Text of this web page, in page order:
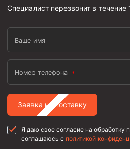
Специалист перезвонит в
Ваше имя
Номер телефона
Заявка на поставку
Я даю свое согласие на обработку
соглашаюсь с политикой